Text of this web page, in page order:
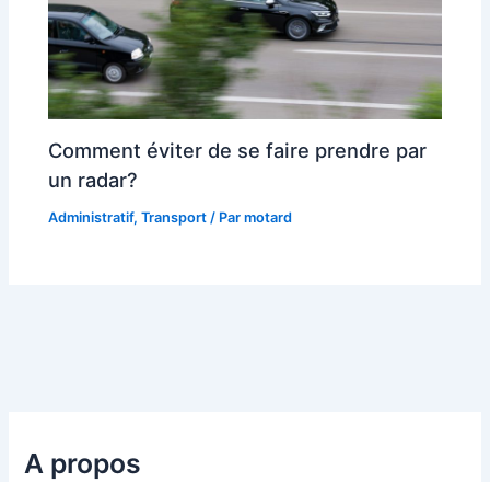
Comment éviter de se faire prendre par
un radar?
Administratif,Transport / Parmotard
A propos